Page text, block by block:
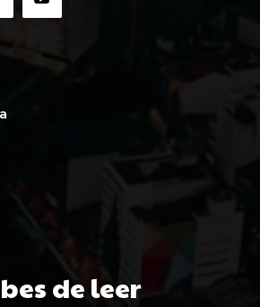
de leer